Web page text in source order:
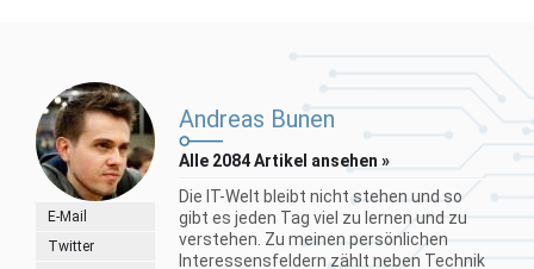
E-Mail
Twitter
Andreas Bunen
Alle 2084 Artikel ansehen »
Die IT-Welt bleibt nicht stehen und so
gibt es jeden Tag viel zu lernen und zu
verstehen. Zu meinen persönlichen
Interessensfeldern zählt neben Technik